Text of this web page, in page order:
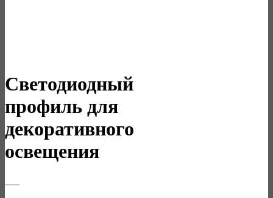
Светодиодный
профиль для
декоративного
освещения